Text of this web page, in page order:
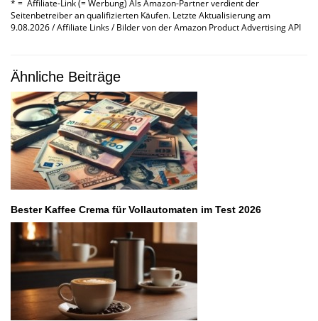
* = Affiliate-Link (= Werbung) Als Amazon-Partner verdient der
Seitenbetreiber an qualifizierten Käufen. Letzte Aktualisierung am
9.08.2026 / Affiliate Links / Bilder von der Amazon Product Advertising API
Ähnliche Beiträge
Bester Kaffee Crema für Vollautomaten im Test 2026